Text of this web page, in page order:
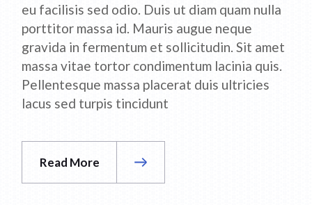
eu facilisis sed odio. Duis ut diam quam nulla
porttitor massa id. Mauris augue neque
gravida in fermentum et sollicitudin. Sit amet
massa vitae tortor condimentum lacinia quis.
Pellentesque massa placerat duis ultricies
lacus sed turpis tincidunt
Read More